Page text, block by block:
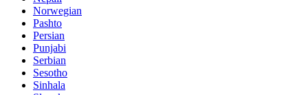
Norwegian
Pashto
Persian
Punjabi
Serbian
Sesotho
Sinhala